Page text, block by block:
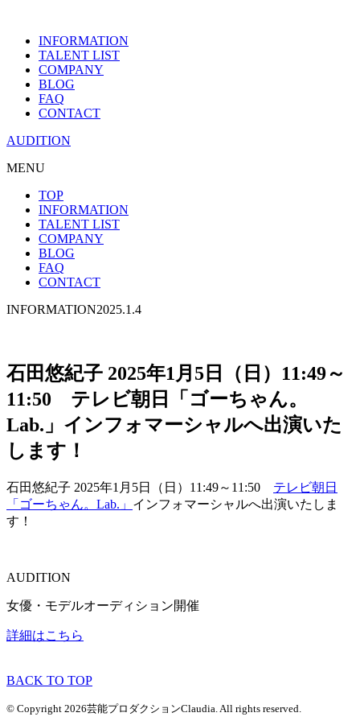
INFORMATION
TALENT LIST
COMPANY
BLOG
FAQ
CONTACT
AUDITION
MENU
TOP
INFORMATION
TALENT LIST
COMPANY
BLOG
FAQ
CONTACT
INFORMATION2025.1.4
石田悠紀子 2025年1月5日（日）11:49～
11:50 テレビ朝日「ゴーちゃん。
Lab.」インフォマーシャルへ出演いた
します！
石田悠紀子 2025年1月5日（日）11:49～11:50 テレビ朝日
「ゴーちゃん。Lab.」 インフォマーシャルへ出演いたしま
す！
AUDITION
女優・モデルオーディション開催
詳細はこちら
BACK TO TOP
© Copyright 2026芸能プロダクションClaudia. All rights reserved.